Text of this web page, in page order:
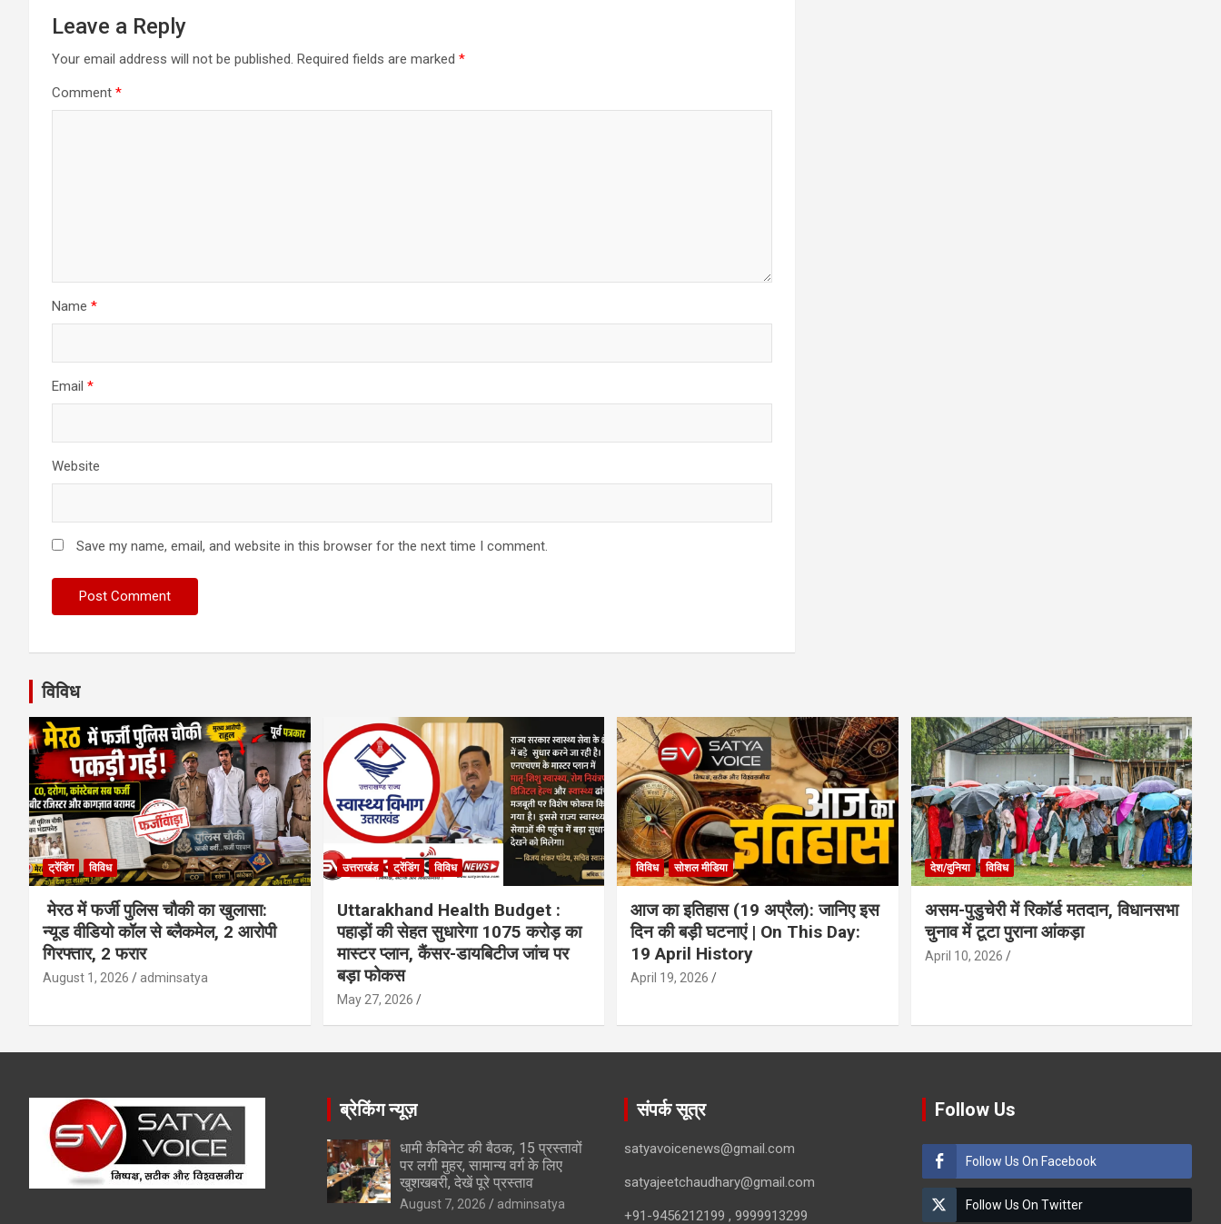
Leave a Reply
Your email address will not be published. Required fields are marked *
Comment *
Name *
Email *
Website
Save my name, email, and website in this browser for the next time I comment.
विविध
ट्रेंडिंग विविध
मेरठ में फर्जी पुलिस चौकी का खुलासा:
न्यूड वीडियो कॉल से ब्लैकमेल, 2 आरोपी
गिरफ्तार, 2 फरार
August 1, 2026 adminsatya
उत्तराखंड ट्रेंडिंग विविध
Uttarakhand Health Budget :
पहाड़ों की सेहत सुधारेगा 1075 करोड़ का
मास्टर प्लान, कैंसर-डायबिटीज जांच पर
बड़ा फोकस
May 27, 2026
विविध सोशल मीडिया
आज का इतिहास (19 अप्रैल): जानिए इस
दिन की बड़ी घटनाएं | On This Day:
19 April History
April 19, 2026
देश/दुनिया विविध
असम-पुडुचेरी में रिकॉर्ड मतदान, विधानसभा
चुनाव में टूटा पुराना आंकड़ा
April 10, 2026
ब्रेकिंग न्यूज़
धामी कैबिनेट की बैठक, 15 प्रस्तावों
पर लगी मुहर, सामान्य वर्ग के लिए
खुशखबरी, देखें पूरे प्रस्ताव
August 7, 2026 adminsatya
संपर्क सूत्र
satyavoicenews@gmail.com
satyajeetchaudhary@gmail.com
+91-9456212199 , 9999913299
Follow Us
Follow Us On Facebook
Follow Us On Twitter